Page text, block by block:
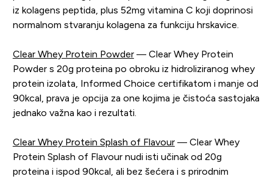
iz kolagens peptida, plus 52mg vitamina C koji doprinosi
normalnom stvaranju kolagena za funkciju hrskavice.
Clear Whey Protein Powder— Clear Whey Protein
Powder s 20g proteina po obroku iz hidroliziranog whey
protein izolata, Informed Choice certifikatom i manje od
90kcal, prava je opcija za one kojima je čistoća sastojaka
jednako važna kao i rezultati.
Clear Whey Protein Splash of Flavour— Clear Whey
Protein Splash of Flavour nudi isti učinak od 20g
proteina i ispod 90kcal, ali bez šećera i s prirodnim